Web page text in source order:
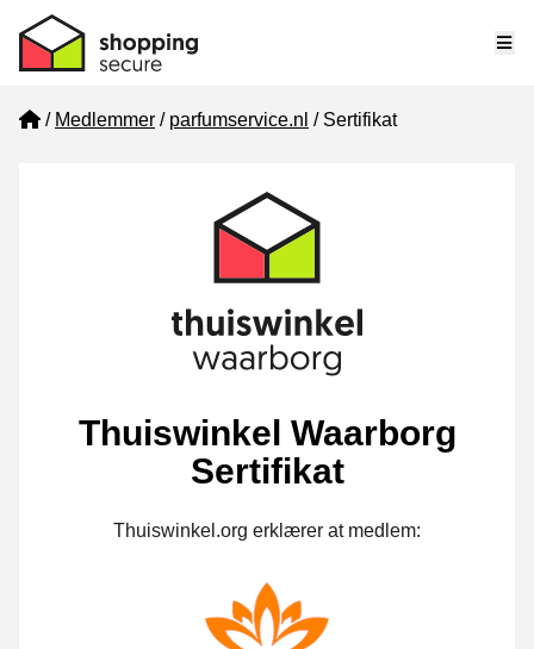
Home
Medlemmer parfumservice.nl Sertifikat
Thuiswinkel Waarborg
Sertifikat
Thuiswinkel.org erklærer at medlem: